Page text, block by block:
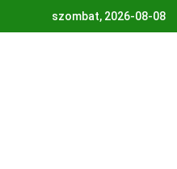
szombat, 2026-08-08